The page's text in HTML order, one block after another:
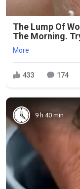
The Lump Of
The Morning.
More
433 174
9 h 40 min